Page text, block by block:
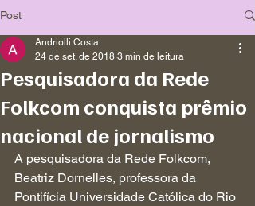
Post
Pesquisadora da Rede
Folkcom conquista prêmio
nacional de jornalismo
Andriolli Costa
24 de set. de 2018 3 min de leitura
A pesquisadora da Rede Folkcom,
Beatriz Dornelles, professora da
Pontifícia Universidade Católica do Rio